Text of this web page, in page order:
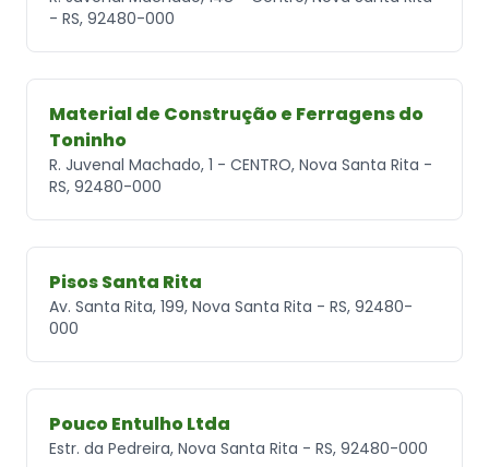
- RS, 92480-000
Material de Construção e Ferragens do
Toninho
R. Juvenal Machado, 1 - CENTRO, Nova Santa Rita -
RS, 92480-000
Pisos Santa Rita
Av. Santa Rita, 199, Nova Santa Rita - RS, 92480-
000
Pouco Entulho Ltda
Estr. da Pedreira, Nova Santa Rita - RS, 92480-000